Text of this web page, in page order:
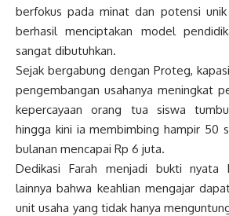
berfokus pada minat dan potensi unik
berhasil menciptakan model
sangat dibutuhkan.
Sejak bergabung dengan Proteg,
pengembangan usahanya meningkat
kepercayaan orang tua siswa
hingga kini ia membimbing hampir 50
bulanan mencapai Rp 6 juta.
Dedikasi Farah menjadi bukti nyata
lainnya bahwa keahlian mengajar
unit usaha yang tidak hanya